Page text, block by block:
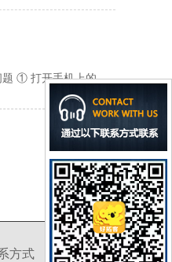
题 ① 打开手机上的
方式